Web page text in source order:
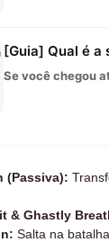
[Guia] Qual é a
Se você chegou
(Passiva):
& Ghastly
Salta na